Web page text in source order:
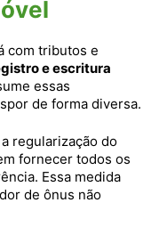
com tributos e
e escritura
essas
de forma diversa.
regularização do
fornecer todos os
Essa medida
de ônus não